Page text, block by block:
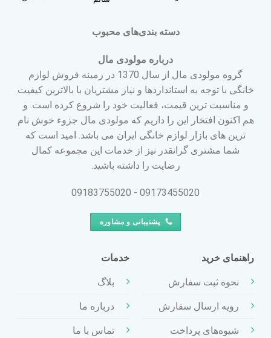
دسته بندی‌های محبوب
درباره مولودی مال
گروه مولودی مال از سال 1370 در زمینه فروش لوازم
خانگی با توجه به استانداردها و نیاز مشتریان با بالاترین کیفیت
و مناسبت ترین قیمت، فعالیت خود را شروع کرده است. و
هم اکنون افتخار این را داریم که مولودی مال جزوء خوش نام
ترین های بازار لوازم خانگی ایران می باشد. امید است که
شما مشتری گرانقدر نیز از خدمات این مجموعه کمال
رضایت را داشته باشید.
09173455020 - 09183755020
پشتیبانی و مشاوره
راهنمای خرید
نحوه ثبت سفارش
رویه ارسال سفارش
شیوه‌های پرداخت
خدمات
بلاگ
درباره ما
تماس با ما